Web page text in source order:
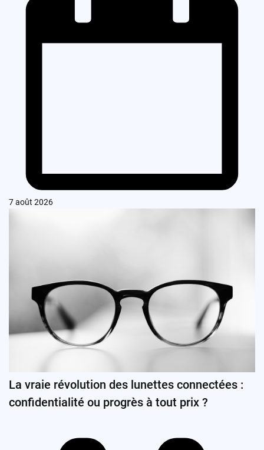
7 août 2026
La vraie révolution des lunettes connectées :
confidentialité ou progrès à tout prix ?